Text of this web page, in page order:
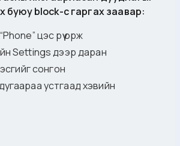
буюу block-с гаргах заавар:
цэс рүү орж
Settings дээр даран
сонгон
устгаад хэвийн